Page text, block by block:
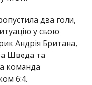
два голи,
у свою
Андрія Британа,
Шведа та
команда
6:4.